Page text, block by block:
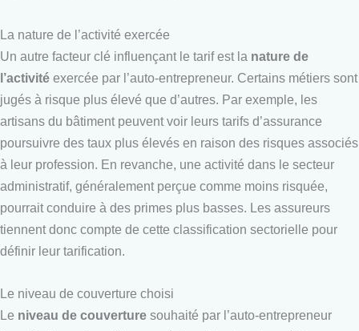
La nature de l’activité exercée
Un autre facteur clé influençant le tarif est la nature de
l’activité exercée par l’auto-entrepreneur. Certains métiers sont
jugés à risque plus élevé que d’autres. Par exemple, les
artisans du bâtiment peuvent voir leurs tarifs d’assurance
poursuivre des taux plus élevés en raison des risques associés
à leur profession. En revanche, une activité dans le secteur
administratif, généralement perçue comme moins risquée,
pourrait conduire à des primes plus basses. Les assureurs
tiennent donc compte de cette classification sectorielle pour
définir leur tarification.
Le niveau de couverture choisi
Le niveau de couverture souhaité par l’auto-entrepreneur